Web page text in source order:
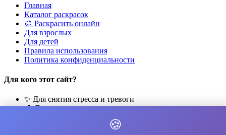
Главная
Каталог раскрасок
🎨 Раскрасить онлайн
Для взрослых
Для детей
Правила использования
Политика конфиденциальности
Для кого этот сайт?
✨ Для снятия стресса и тревоги
🎨 Для развития креативности
🧘 Для медитации и расслабления
👨‍👩‍👧‍👦 Для семейного досуга
🍪